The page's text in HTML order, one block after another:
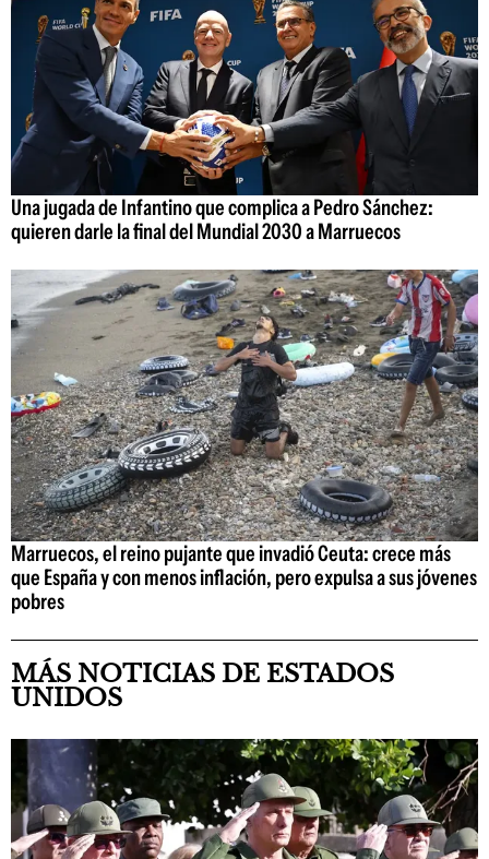
Una jugada de Infantino que complica a Pedro Sánchez:
quieren darle la final del Mundial 2030 a Marruecos
Marruecos, el reino pujante que invadió Ceuta: crece más
que España y con menos inflación, pero expulsa a sus jóvenes
pobres
MÁS NOTICIAS DE ESTADOS
UNIDOS